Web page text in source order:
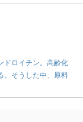
ドロイチン。高齢化
。そうした中、原料